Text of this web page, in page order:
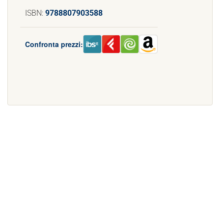
ISBN: 9788807903588
Confronta prezzi: